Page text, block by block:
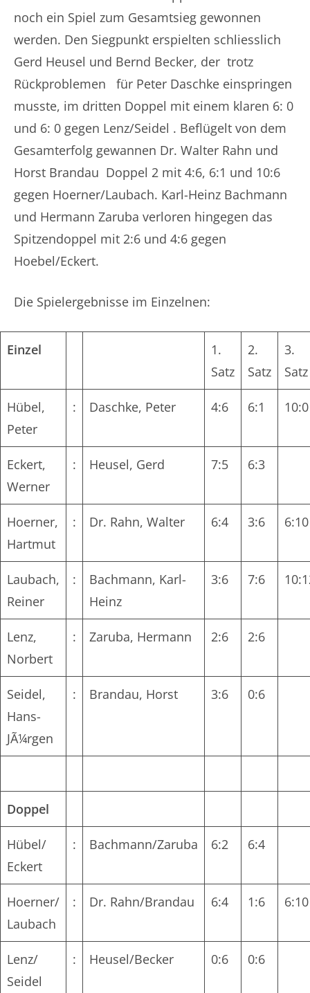
noch ein Spiel zum Gesamtsieg gewonnen
werden. Den Siegpunkt erspielten schliesslich
Gerd Heusel und Bernd Becker, der trotz
Rückproblemen für Peter Daschke einspringen
musste, im dritten Doppel mit einem klaren 6: 0
und 6: 0 gegen Lenz/Seidel . Beflügelt von dem
Gesamterfolg gewannen Dr. Walter Rahn und
Horst Brandau Doppel 2 mit 4:6, 6:1 und 10:6
gegen Hoerner/Laubach. Karl-Heinz Bachmann
und Hermann Zaruba verloren hingegen das
Spitzendoppel mit 2:6 und 4:6 gegen
Hoebel/Eckert.
Die Spielergebnisse im Einzelnen:
Einzel
1.
Satz
2.
Satz
3.
Satz
Hübel,
Peter
: Daschke, Peter 4:6 6:1 10:0
Eckert,
Werner
: Heusel, Gerd 7:5 6:3
Hoerner,
Hartmut
: Dr. Rahn, Walter 6:4 3:6 6:10
Laubach,
Reiner
:
Bachmann, Karl-
Heinz
3:6 7:6
Lenz,
Norbert
: Zaruba, Hermann 2:6 2:6
Seidel,
Hans-
JÃ¼rgen
: Brandau, Horst 3:6 0:6
Doppel
Hübel/
Eckert
: Bachmann/Zaruba 6:2 6:4
Hoerner/
Laubach
: Dr. Rahn/Brandau 6:4 1:6 6:10
Lenz/
Seidel
: Heusel/Becker 0:6 0:6